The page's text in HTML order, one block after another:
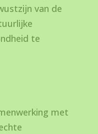
van de
te
met